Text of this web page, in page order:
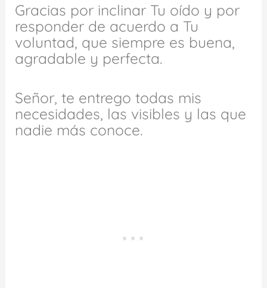
Gracias por inclinar Tu oído y por
responder de acuerdo a Tu
voluntad, que siempre es buena,
agradable y perfecta.
Señor, te entrego todas mis
necesidades, las visibles y las que
nadie más conoce.